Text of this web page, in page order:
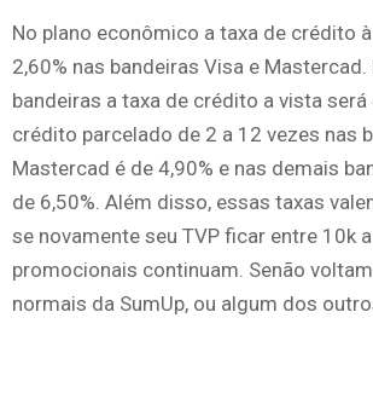
No plano econômico a taxa de crédito
2,60% nas bandeiras Visa e
bandeiras a taxa de crédito a vista será
crédito parcelado de 2 a 12 vezes nas
Mastercad é de 4,90% e nas demais
de 6,50%. Além disso, essas taxas
se novamente seu TVP ficar entre 10k
promocionais continuam. Senão
normais da SumUp, ou algum dos